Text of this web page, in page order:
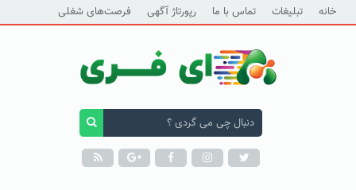
خانه تبلیغات تماس با ما رپورتاژ آگهی فرصت‌های شغلی